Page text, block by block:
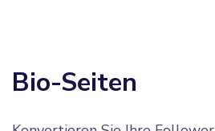
Bio-Seiten